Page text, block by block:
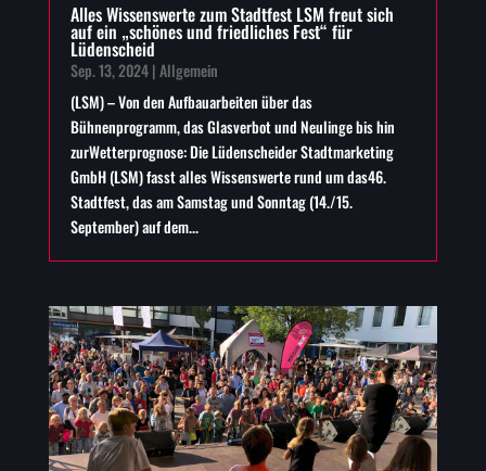
Alles Wissenswerte zum Stadtfest LSM freut sich
auf ein „schönes und friedliches Fest“ für
Lüdenscheid
Sep. 13, 2024|Allgemein
(LSM) – Von den Aufbauarbeiten über das
Bühnenprogramm, das Glasverbot und Neulinge bis hin
zurWetterprognose: Die Lüdenscheider Stadtmarketing
GmbH (LSM) fasst alles Wissenswerte rund um das46.
Stadtfest, das am Samstag und Sonntag (14./15.
September) auf dem...